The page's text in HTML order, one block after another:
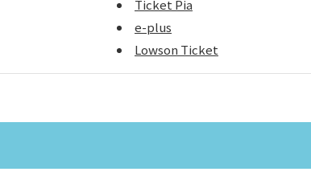
Ticket Pia
e-plus
Lowson Ticket